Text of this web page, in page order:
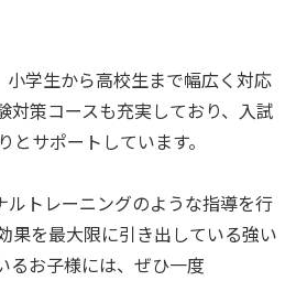
小学生から高校生まで幅広く対応
対策コースも充実しており、入試
サポートしています。
ルトレーニングのような指導を行
果を最大限に引き出している強い
るお子様には、ぜひ一度